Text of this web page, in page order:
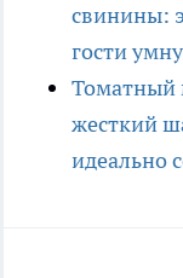
свинины:
гости
Томатный
жесткий
идеально